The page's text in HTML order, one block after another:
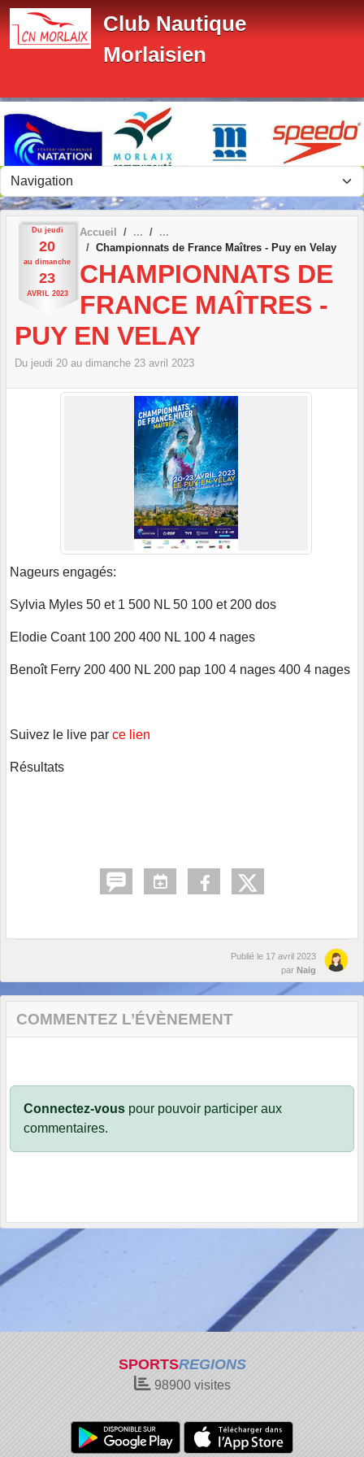
Club Nautique
Morlaisien
Du jeudi
20
au dimanche
23
AVRIL 2023
Accueil
Championnats de France Maîtres - Puy en Velay
CHAMPIONNATS DE
FRANCE MAÎTRES -
PUY EN VELAY
Du jeudi 20 au dimanche 23 avril 2023
Nageurs engagés:
Sylvia Myles 50 et 1 500 NL 50 100 et 200 dos
Elodie Coant 100 200 400 NL 100 4 nages
Benoît Ferry 200 400 NL 200 pap 100 4 nages 400 4 nages
Suivez le live par ce lien
Résultats
Publié le 17 avril 2023
par Naig
COMMENTEZ L’ÉVÈNEMENT
Connectez-vous pour pouvoir participer aux
commentaires.
SPORTSREGIONS
98900visites
Panneau de gestion des cookies